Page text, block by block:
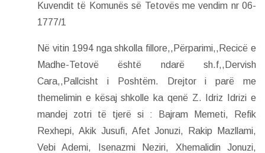
Kuvendit të Komunës së Tetovës me vendim nr 06-
1777/1
Në vitin 1994 nga shkolla fillore,,Përparimi,,Recicë e
Madhe-Tetovë është ndarë sh.f,,Dervish
Cara,,Pallcisht i Poshtëm. Drejtor i parë me
themelimin e kësaj shkolle ka qenë Z. Idriz Idrizi e
mandej zotri të tjerë si : Bajram Memeti, Refik
Rexhepi, Akik Jusufi, Afet Jonuzi, Rakip Mazllami,
Vebi Ademi, Isenazmi Neziri, Xhemalidin Jonuzi,